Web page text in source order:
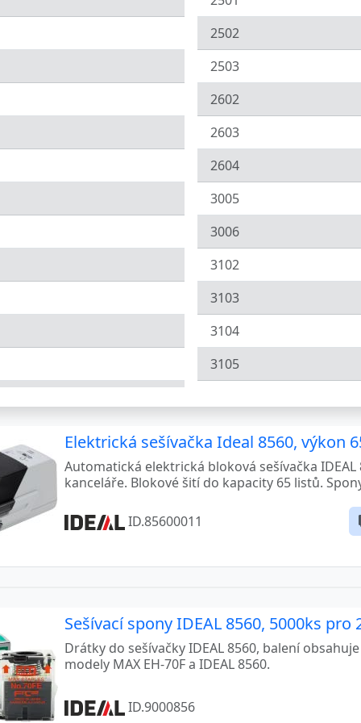
2502
2503
2602
2603
2604
3005
3006
3102
3103
3104
3105
3804
3905
4000
4002
4003
Elektrická sešívačka Ideal 8560, výkon
Automatická elektrická bloková sešívačka
kanceláře. Blokové šití do kapacity 65 listů.
ID.85600011
Sešívací spony IDEAL 8560, 5000ks pro
Drátky do sešívačky IDEAL 8560, balení
modely MAX EH-70F a IDEAL 8560.
ID.9000856